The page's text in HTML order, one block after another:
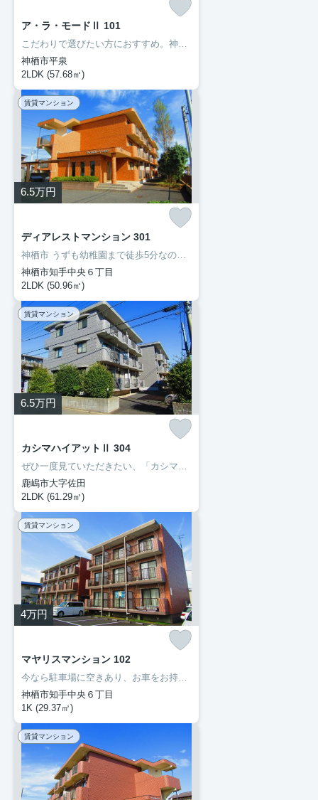
ア・ラ・モードⅡ 101
こだわりで選びたい方におすすめ。神栖市エリアで住まいをお探しなら「ア・ラ・モードⅡ」。室内設備はBS・エアコン・ネット使用料不要など充実した設備を備え付けています。初期費用をカードでお支払いいただけるので、カードで決済したい方にもおすすめです。住まいを探すにあたって、神栖市へお引っ越しを検討しているのであれば、豊成管理システムにお任せください。
神栖市平泉
2LDK (57.68㎡)
賃貸マンション
6.5万円
ディアレストマンション 301
神栖市 うずも幼稚園まで徒歩5分なので、送り迎えも楽です。ネットの回線を導入しています、パソコンが使えて暮らしに嬉しい。転居先に住み心地も良いこちらの賃貸物件。充実した新生活を過ごしましょう。豊成管理システムは長年、神栖市を中心にお部屋探しをサポートして参りましたので、お部屋探しには自信があります。
神栖市知手中央６丁目
2LDK (50.96㎡)
賃貸マンション
6.5万円
カシマハイアットⅡ 304
ぜひ一度見ていただきたい、「カシマハイアットⅡ」です。セブン-イレブン鹿嶋宮中南店まで徒歩6分と近場にコンビニがあるのもポイント。転居先に住み心地も良いこちらの賃貸物件。充実した新生活を過ごしましょう。豊成管理システムでは、お客様に合わせてお部屋をご紹介いたします。0299-97-0800からご希望の条件をお申しつけ下さい。
鹿嶋市大字佐田
2LDK (61.29㎡)
賃貸マンション
4万円
マヤリスマンション 102
今なら駐車場に空きあり、お車をお持ちの方に。モニターで来訪者を確認し、インターホンを通じて室内から会話することができます。ネットの回線を繋げているのでパソコンが使える生活。多くの方にご好評をいただいている、清潔感のある賃貸物件です。神栖市エリアで賃貸情報をお探しになるなら、ぜひ当社にお任せ下さい。快適な暮らしができるよう、しっかりとサポート致しますのでお気軽にご連絡下さい。
神栖市知手中央６丁目
1K (29.37㎡)
賃貸マンション